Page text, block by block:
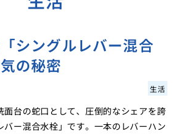
シングルレバー混合
の秘密
生活
面台の蛇口として、圧倒的なシェアを誇
バー混合水栓」です。一本のレバーハン